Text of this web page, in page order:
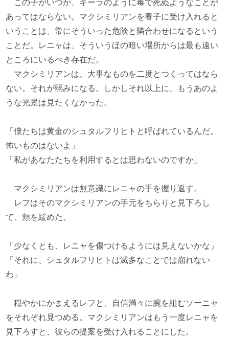
この子がいつか、キーラのように毒で死ぬようなことが
あってはならない。マクシミリアンを養子に受け入れると
いうことは、常にそういった危険と隣合わせになるという
ことだ。レニャは、そういうほの暗い場所からは最も遠い
ところにいるべき存在だ。
マクシミリアンは、大事なものを二度とつくってはなら
ない。それが弱みになる。しかしそれ以上に、もうあのよ
うな光景は見たくなかった。
「僕たちは黄金のシュタルフリヒトと呼ばれているんだ。
怖いものはないよ」
「私があなたたちを利用するとは思わないのですか」
マクシミリアンは無意識にレニャの手を握り返す。
レフはそのマクシミリアンの手元をちらりと見下ろし
て、頬を緩めた。
「少なくとも、レニャを傷つけるようには見えないかな」
「それに、シュタルフリヒトは滅多なことでは崩れない
わ」
穏やかにかまえるレフと、自信満々に腕を組むソーニャ
をそれぞれ見つめる。マクシミリアンはもう一度レニャを
見下ろすと、彼らの提案を受け入れることにした。